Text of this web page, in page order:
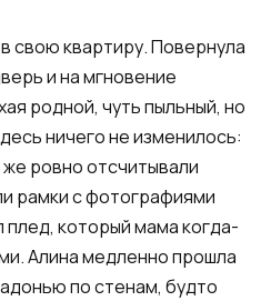
свою квартиру. Повернула
и на мгновение
родной, чуть пыльный, но
ничего не изменилось:
ровно отсчитывали
рамки с фотографиями
плед, который мама когда-
Алина медленно прошла
по стенам, будто